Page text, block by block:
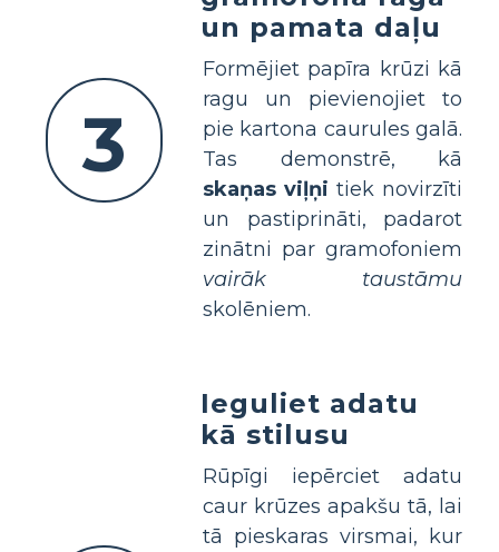
3
un pamata daļu
Formējiet papīra krūzi kā
ragu un pievienojiet to
pie kartona caurules galā.
Tas demonstrē, kā
skaņas viļņi tiek novirzīti
un pastiprināti, padarot
zinātni par gramofoniem
vairāk taustāmu
skolēniem.
Ieguliet adatu
kā stilusu
Rūpīgi iepērciet adatu
caur krūzes apakšu tā, lai
tā pieskaras virsmai, kur